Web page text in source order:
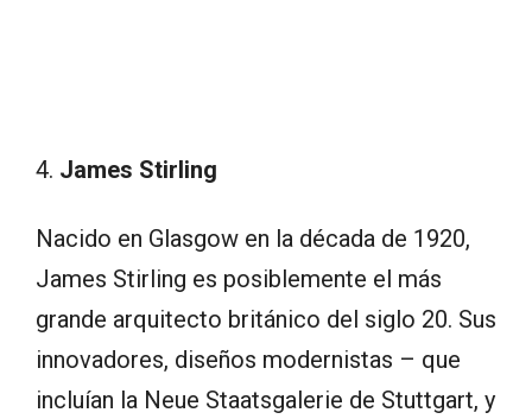
4. James Stirling
Nacido en Glasgow en la década de 1920,
James Stirling es posiblemente el más
grande arquitecto británico del siglo 20. Sus
innovadores, diseños modernistas – que
incluían la Neue Staatsgalerie de Stuttgart, y